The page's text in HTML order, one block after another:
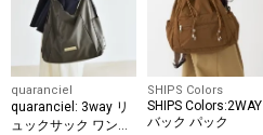
quaranciel
quaranciel: 3way リ
ュックサック ワンハ
SHIPS Colors
SHIPS Colors:2WAY
バック パック